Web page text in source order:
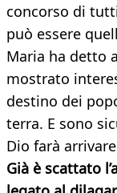
concorso di
può essere
Maria ha detto
mostrato
destino dei
terra. E sono
Dio farà
Già è scattato